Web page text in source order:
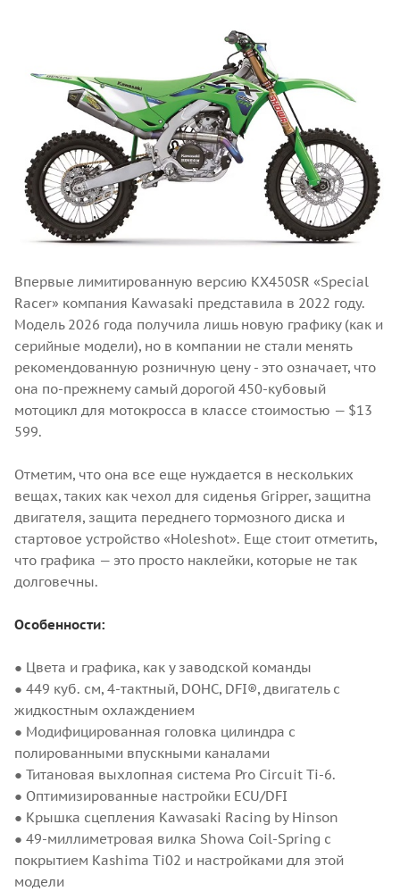
Впервые лимитированную версию KX450SR «Special
Racer» компания Kawasaki представила в 2022 году.
Модель 2026 года получила лишь новую графику (как и
серийные модели), но в компании не стали менять
рекомендованную розничную цену - это означает, что
она по-прежнему самый дорогой 450-кубовый
мотоцикл для мотокросса в классе стоимостью — $13
599.
Отметим, что она все еще нуждается в нескольких
вещах, таких как чехол для сиденья Gripper, защитна
двигателя, защита переднего тормозного диска и
стартовое устройство «Holeshot». Еще стоит отметить,
что графика — это просто наклейки, которые не так
долговечны.
Особенности:
● Цвета и графика, как у заводской команды
● 449 куб. см, 4-тактный, DOHC, DFI®, двигатель с
жидкостным охлаждением
● Модифицированная головка цилиндра с
полированными впускными каналами
● Титановая выхлопная система Pro Circuit Ti-6.
● Оптимизированные настройки ECU/DFI
● Крышка сцепления Kawasaki Racing by Hinson
● 49-миллиметровая вилка Showa Coil-Spring с
покрытием Kashima Ti02 и настройками для этой
модели